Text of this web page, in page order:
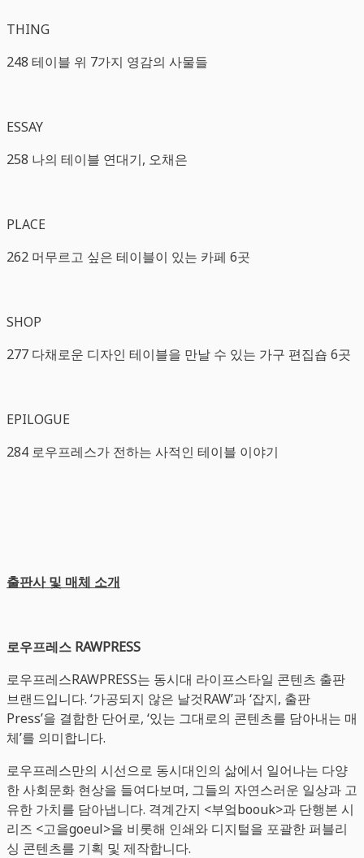
THING
248 테이블 위 7가지 영감의 사물들
ESSAY
258 나의 테이블 연대기, 오채은
PLACE
262 머무르고 싶은 테이블이 있는 카페 6곳
SHOP
277 다채로운 디자인 테이블을 만날 수 있는 가구 편집숍 6곳
EPILOGUE
284 로우프레스가 전하는 사적인 테이블 이야기
출판사 및 매체 소개
로우프레스 RAWPRESS
로우프레스RAWPRESS는 동시대 라이프스타일 콘텐츠 출판
브랜드입니다. ‘가공되지 않은 날것RAW’과 ‘잡지, 출판
Press’을 결합한 단어로, ‘있는 그대로의 콘텐츠를 담아내는 매
체’를 의미합니다.
로우프레스만의 시선으로 동시대인의 삶에서 일어나는 다양
한 사회문화 현상을 들여다보며, 그들의 자연스러운 일상과 고
유한 가치를 담아냅니다. 격계간지 <부엌boouk>과 단행본 시
리즈 <고을goeul>을 비롯해 인쇄와 디지털을 포괄한 퍼블리
싱 콘텐츠를 기획 및 제작합니다.